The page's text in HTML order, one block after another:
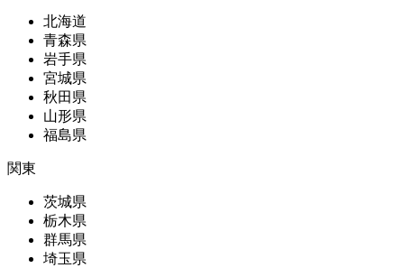
北海道
青森県
岩手県
宮城県
秋田県
山形県
福島県
関東
茨城県
栃木県
群馬県
埼玉県